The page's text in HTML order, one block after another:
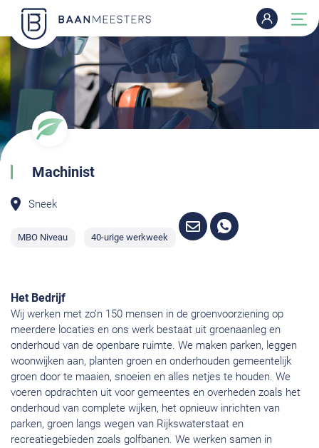
Machinist
Sneek
MBO Niveau 40-urige werkweek
Het Bedrijf
Wij werken met zo’n 150 mensen in de groenvoorziening op
meerdere locaties en ons werk bestaat uit groenaanleg en
onderhoud van de openbare ruimte. We maken parken, leggen
woonwijken aan, planten groen en onderhouden gemeentelijk
groen door te maaien, snoeien en alles netjes te houden. We
voeren opdrachten uit voor gemeentes en overheden zoals het
onderhoud van complete wijken, het opnieuw inrichten van
parken, groen langs wegen van Rijkswaterstaat en
recreatiegebieden zoals golfbanen. We werken samen in